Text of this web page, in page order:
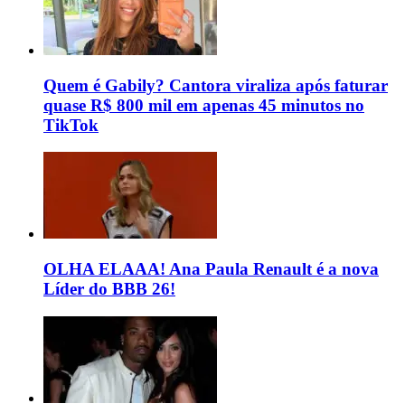
Quem é Gabily? Cantora viraliza após faturar
quase R$ 800 mil em apenas 45 minutos no
TikTok
OLHA ELAAA! Ana Paula Renault é a nova
Líder do BBB 26!